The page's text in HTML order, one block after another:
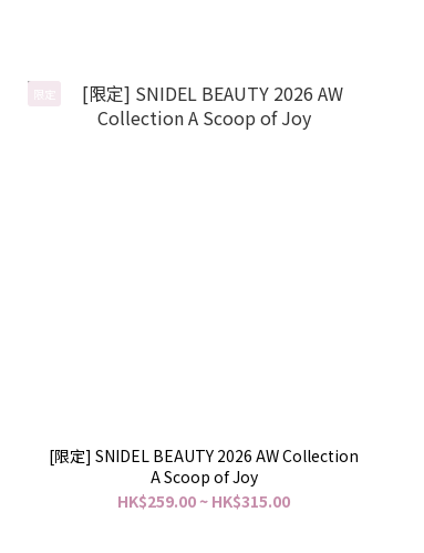
[限定] SNIDEL BEAUTY 2026 AW Collection
A Scoop of Joy
HK$259.00 ~ HK$315.00